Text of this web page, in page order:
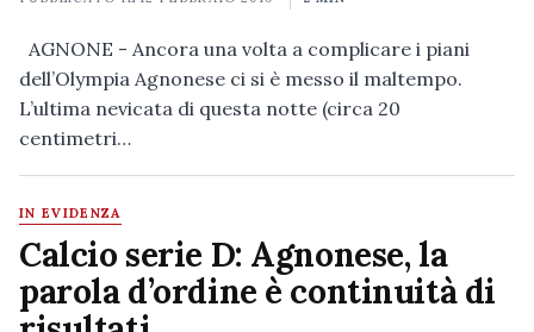
AGNONE - Ancora una volta a complicare i piani
dell’Olympia Agnonese ci si è messo il maltempo.
L’ultima nevicata di questa notte (circa 20
centimetri…
IN EVIDENZA
Calcio serie D: Agnonese, la
parola d’ordine è continuità di